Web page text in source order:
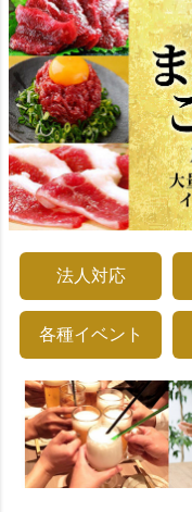
法人対応
各種イベント